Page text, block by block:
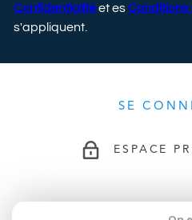
Confidentialitéet esConditions
s'appliquent.
SE
ESPACE